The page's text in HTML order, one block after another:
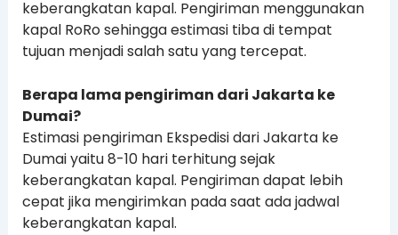
keberangkatan kapal. Pengiriman menggunakan
kapal RoRo sehingga estimasi tiba di tempat
tujuan menjadi salah satu yang tercepat.
Berapa lama pengiriman dari Jakarta ke
Dumai?
Estimasi pengiriman Ekspedisi dari Jakarta ke
Dumai yaitu 8-10 hari terhitung sejak
keberangkatan kapal. Pengiriman dapat lebih
cepat jika mengirimkan pada saat ada jadwal
keberangkatan kapal.